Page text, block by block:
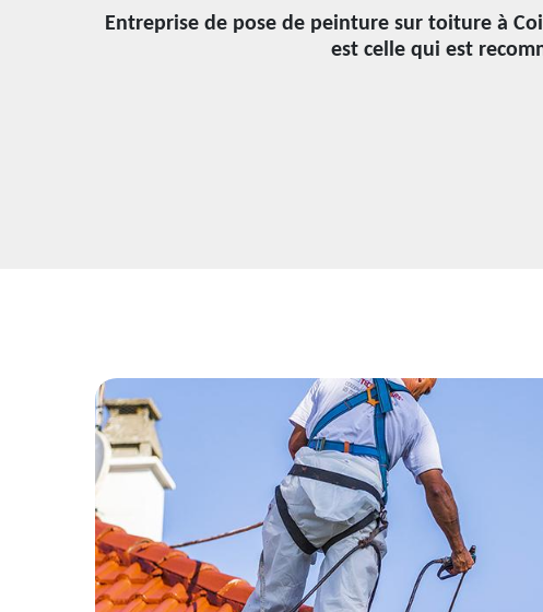
Entreprise de pose de peinture sur toiture à
est celle qui est